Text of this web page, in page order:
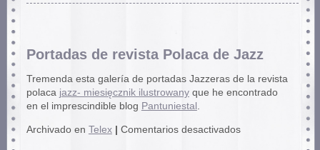
Portadas de revista Polaca de Jazz
Tremenda esta galería de portadas Jazzeras de la revista
polaca jazz- miesięcznik ilustrowanyque he encontrado
en el imprescindible blog Pantuniestal .
Archivado en Telex | Comentarios desactivadosen